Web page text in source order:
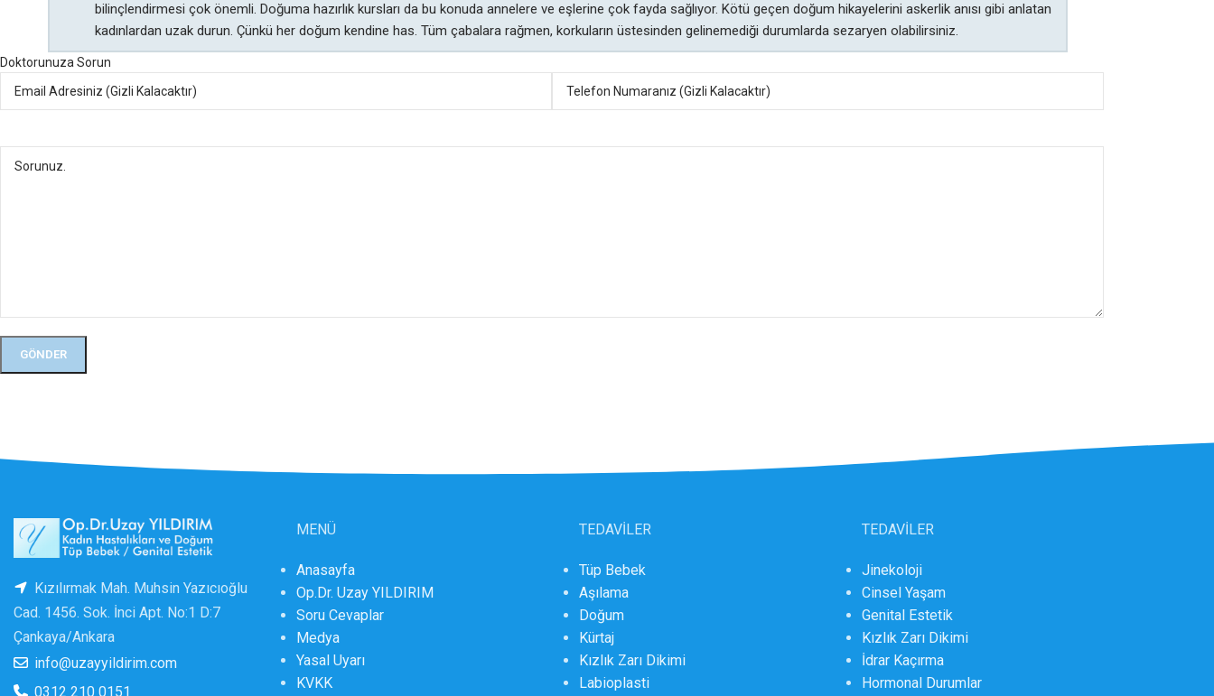
bilinçlendirmesi çok önemli. Doğuma hazırlık kursları da bu konuda annelere ve eşlerine çok fayda sağlıyor. Kötü geçen doğum hikayelerini askerlik anısı gibi anlatan
kadınlardan uzak durun. Çünkü her doğum kendine has. Tüm çabalara rağmen, korkuların üstesinden gelinemediği durumlarda sezaryen olabilirsiniz.
Doktorunuza Sorun
Kızılırmak Mah. Muhsin Yazıcıoğlu
Cad. 1456. Sok. İnci Apt. No:1 D:7
Çankaya/Ankara
info@uzayyildirim.com
0312 210 0151
MENÜ
Anasayfa
Op.Dr. Uzay YILDIRIM
Soru Cevaplar
Medya
Yasal Uyarı
KVKK
TEDAVİLER
Tüp Bebek
Aşılama
Doğum
Kürtaj
Kızlık Zarı Dikimi
Labioplasti
TEDAVİLER
Jinekoloji
Cinsel Yaşam
Genital Estetik
Kızlık Zarı Dikimi
İdrar Kaçırma
Hormonal Durumlar